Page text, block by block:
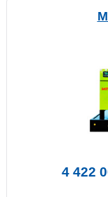
4 422